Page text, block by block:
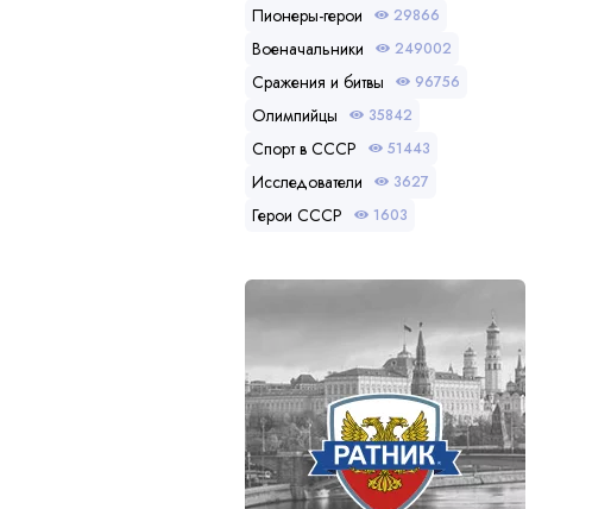
Пионеры-герои 29866
Военачальники 249002
Сражения и битвы 96756
Олимпийцы 35842
Спорт в СССР 51443
Исследователи 3627
Герои СССР 1603